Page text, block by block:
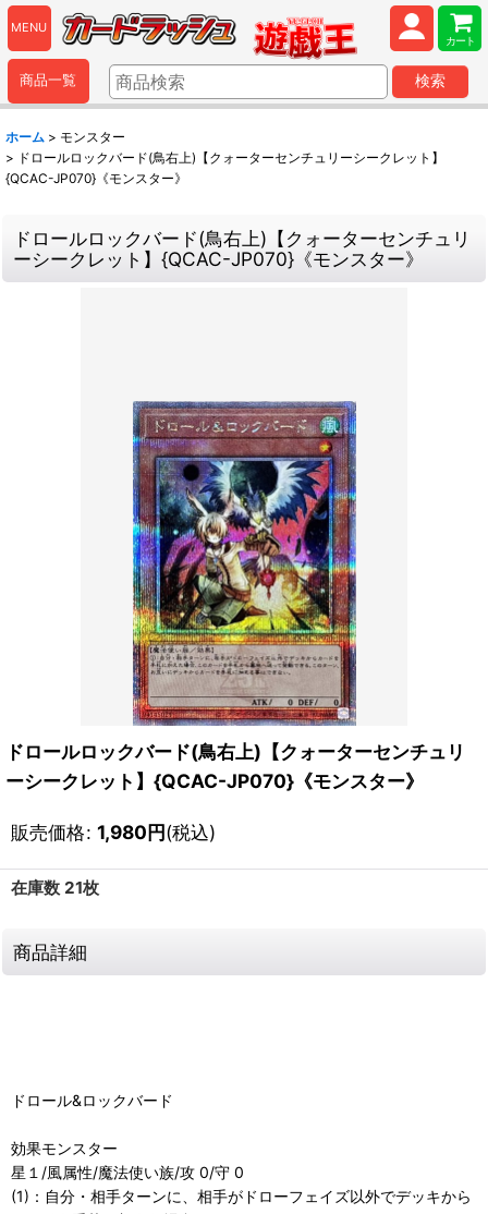
MENU
カート
商品一覧 検索
ホーム > モンスター
> ドロールロックバード(鳥右上)【クォーターセンチュリーシークレット】
{QCAC-JP070}《モンスター》
ドロールロックバード(鳥右上)【クォーターセンチュリ
ーシークレット】{QCAC-JP070}《モンスター》
ドロールロックバード(鳥右上)【クォーターセンチュリ
ーシークレット】{QCAC-JP070}《モンスター》
販売価格: 1,980円(税込)
在庫数 21枚
商品詳細
ドロール&ロックバード
効果モンスター
星１/風属性/魔法使い族/攻 0/守 0
(1)：自分・相手ターンに、相手がドローフェイズ以外でデッキから